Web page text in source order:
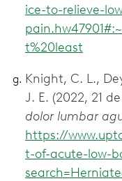
ice-to-relieve-
t%20least
Knight, C. L.,
J. E. (2022, 21
dolor lumbar
https://
t-of-acute-low-